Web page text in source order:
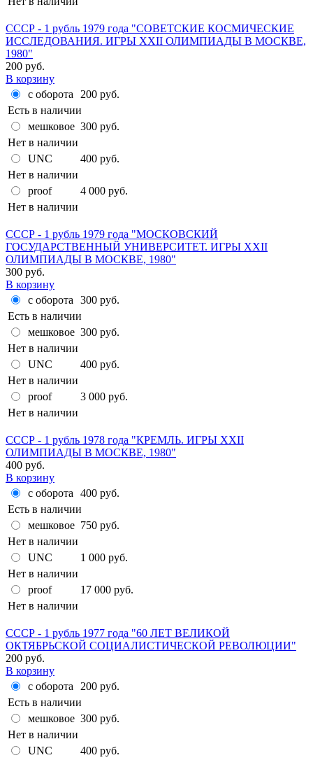
СССР - 1 рубль 1979 года "СОВЕТСКИЕ КОСМИЧЕСКИЕ
ИССЛЕДОВАНИЯ. ИГРЫ XXII ОЛИМПИАДЫ В МОСКВЕ,
1980"
200 руб.
В корзину
с оборота
200 руб.
Есть в наличии
мешковое 300 руб.
Нет в наличии
UNC
400 руб.
Нет в наличии
proof
4 000 руб.
Нет в наличии
СССР - 1 рубль 1979 года "МОСКОВСКИЙ
ГОСУДАРСТВЕННЫЙ УНИВЕРСИТЕТ. ИГРЫ XXII
ОЛИМПИАДЫ В МОСКВЕ, 1980"
300 руб.
В корзину
с оборота
300 руб.
Есть в наличии
мешковое 300 руб.
Нет в наличии
UNC
400 руб.
Нет в наличии
proof
3 000 руб.
Нет в наличии
СССР - 1 рубль 1978 года "КРЕМЛЬ. ИГРЫ XXII
ОЛИМПИАДЫ В МОСКВЕ, 1980"
400 руб.
В корзину
с оборота
400 руб.
Есть в наличии
мешковое 750 руб.
Нет в наличии
UNC
1 000 руб.
Нет в наличии
proof
17 000 руб.
Нет в наличии
СССР - 1 рубль 1977 года "60 ЛЕТ ВЕЛИКОЙ
ОКТЯБРЬСКОЙ СОЦИАЛИСТИЧЕСКОЙ РЕВОЛЮЦИИ"
200 руб.
В корзину
с оборота
200 руб.
Есть в наличии
мешковое 300 руб.
Нет в наличии
UNC
400 руб.